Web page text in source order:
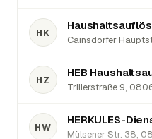
HK
HZ
Trillerstraße 9,
HW
HERKULES-
Mülsener Str. 38,